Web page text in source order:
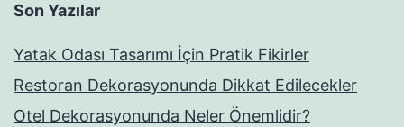
Son Yazılar
Yatak Odası Tasarımı İçin Pratik Fikirler
Restoran Dekorasyonunda Dikkat Edilecekler
Otel Dekorasyonunda Neler Önemlidir?